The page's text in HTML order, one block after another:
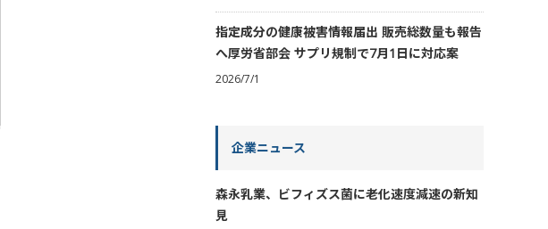
指定成分の健康被害情報届出 販売総数量も報告
へ厚労省部会 サプリ規制で7月1日に対応案
2026/7/1
企業ニュース
森永乳業、ビフィズス菌に老化速度減速の新知
見